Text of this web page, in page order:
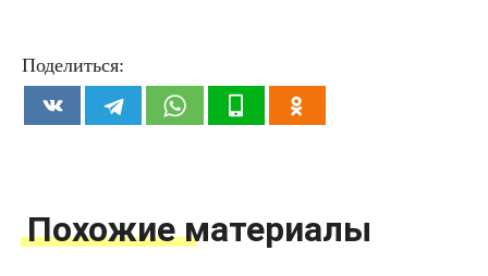
Поделиться:
Похожие материалы